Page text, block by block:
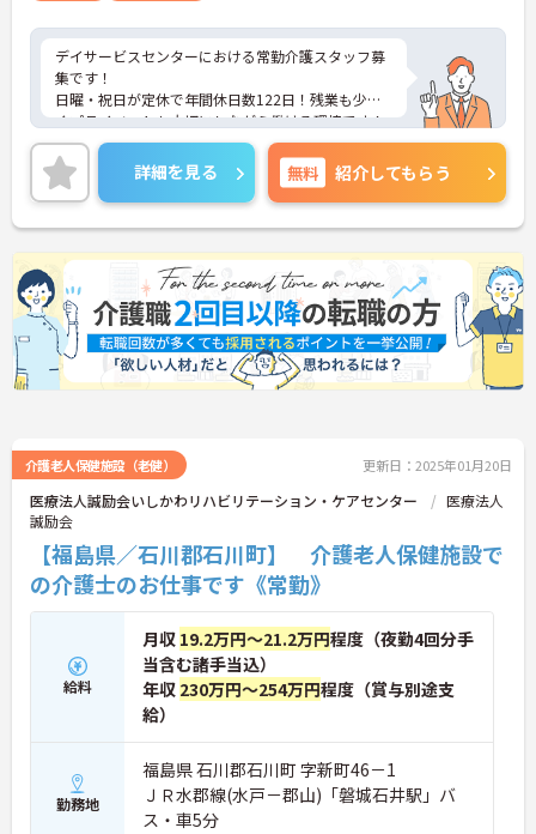
デイサービスセンターにおける常勤介護スタッフ募
集です！
日曜・祝日が定休で年間休日数122日！残業も少な
くプライベートも大切にしながら働ける環境です！
ご興味ある方には、面接のポイントなど、さらに詳
細をお話致しますのでお気軽にご相談ください。
詳細を見る 無料 紹介してもらう
介護老人保健施設（老健） 更新日：2025年01月20日
医療法人誠励会いしかわリハビリテーション・ケアセンター
医療法人
誠励会
【福島県／石川郡石川町】 介護老人保健施設で
の介護士のお仕事です《常勤》
給料
月収 19.2万円～21.2万円程度（夜勤4回分手
当含む諸手当込）
年収 230万円～254万円程度（賞与別途支
給）
勤務地
福島県 石川郡石川町 字新町46－1
ＪＲ水郡線(水戸－郡山)「磐城石井駅」バ
ス・車5分